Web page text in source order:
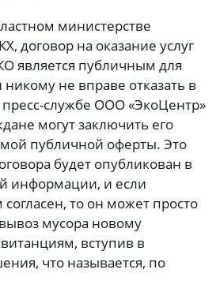
министерстве
договор на оказание услуг
является публичным для
никому не вправе отказать в
службе ООО «ЭкоЦентр»
могут заключить его
публичной оферты. Это
будет опубликован в
информации, и если
то он может просто
мусора новому
вступив в
что называется, по